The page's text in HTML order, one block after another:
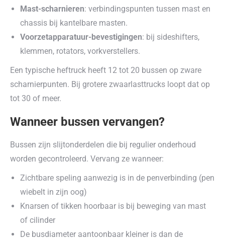
Mast-scharnieren: verbindingspunten tussen mast en
chassis bij kantelbare masten.
Voorzetapparatuur-bevestigingen: bij sideshifters,
klemmen, rotators, vorkverstellers.
Een typische heftruck heeft 12 tot 20 bussen op zware
scharnierpunten. Bij grotere zwaarlasttrucks loopt dat op
tot 30 of meer.
Wanneer bussen vervangen?
Bussen zijn slijtonderdelen die bij regulier onderhoud
worden gecontroleerd. Vervang ze wanneer:
Zichtbare speling aanwezig is in de penverbinding (pen
wiebelt in zijn oog)
Knarsen of tikken hoorbaar is bij beweging van mast
of cilinder
De busdiameter aantoonbaar kleiner is dan de